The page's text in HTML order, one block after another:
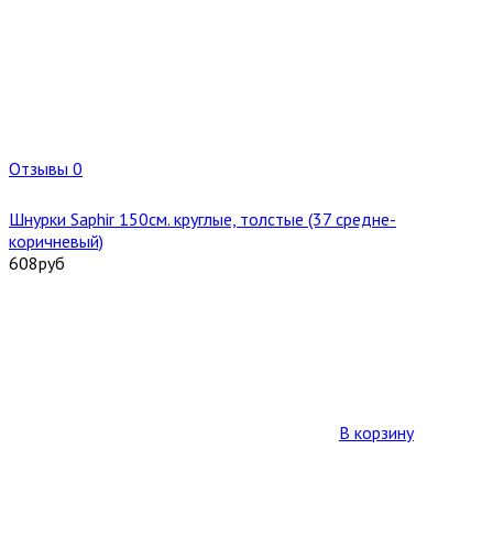
Отзывы 0
Шнурки Saphir 150см. круглые, толстые (37 средне-
коричневый)
608руб
В корзину